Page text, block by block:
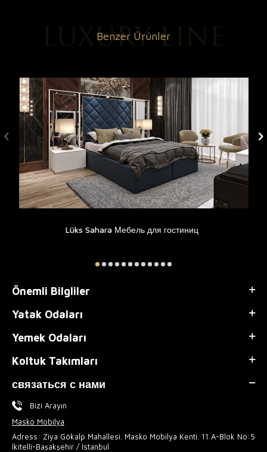
Benzer Ürünler
Lüks Sahara Мебель для гостиниц
Önemli Bilgliler
Yatak Odaları
Yemek Odaları
Koltuk Takımları
связаться с нами
Bizi Arayın
Masko Mobilya
Adress: Ziya Gökalp Mahallesi. Masko Mobilya Kenti. 11 A-Blok No:5
İkitelli-Başakşehir / İstanbul